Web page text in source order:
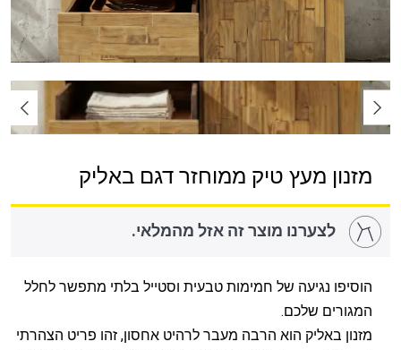
מזנון מעץ טיק ממוחזר דגם באליק
לצערנו מוצר זה אזל מהמלאי.
הוסיפו נגיעה של חמימות טבעית וסטייל בלתי מתפשר לחלל
המגורים שלכם.
מזנון באליק הוא הרבה מעבר לרהיט אחסון, זהו פריט הצהרתי